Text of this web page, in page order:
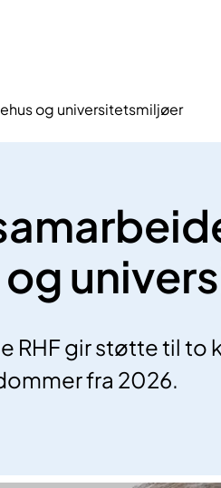
og universitetsmiljøer
RHF gir støtte til to
fra 2026.